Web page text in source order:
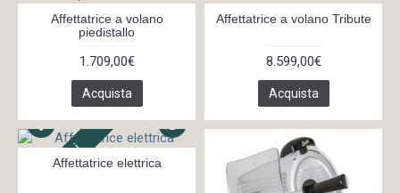
Affettatrice a volano
piedistallo
1.709,00€
Acquista
Affettatrice a volano Tribute
8.599,00€
Acquista
In 7 giorni
Affettatrice elettrica